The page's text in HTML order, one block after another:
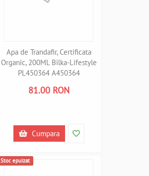
Apa de Trandafir, Certificata
Organic, 200ML Bilka-Lifestyle
PL450364 A450364
81.00 RON
Cumpara
Stoc epuizat